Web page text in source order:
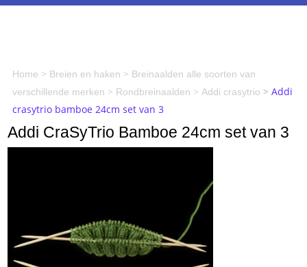
Home > Breien en haken > Breinaalden alle soorten van
verschillende merken > Rondbreinaalden >Addi crasytrio > Addi
crasytrio bamboe 24cm set van 3
Addi CraSyTrio Bamboe 24cm set van 3